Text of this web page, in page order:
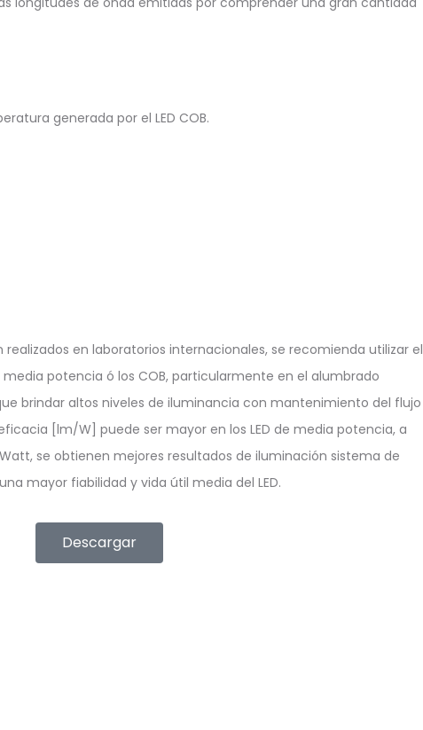
generada por el LED COB.
en laboratorios internacionales, se recomienda utilizar el
media potencia ó los COB, particularmente en el alumbrado
brindar altos niveles de iluminancia con mantenimiento del flujo
[lm/W] puede ser mayor en los LED de media potencia, a
se obtienen mejores resultados de iluminación sistema de
mayor fiabilidad y vida útil media del LED.
Descargar